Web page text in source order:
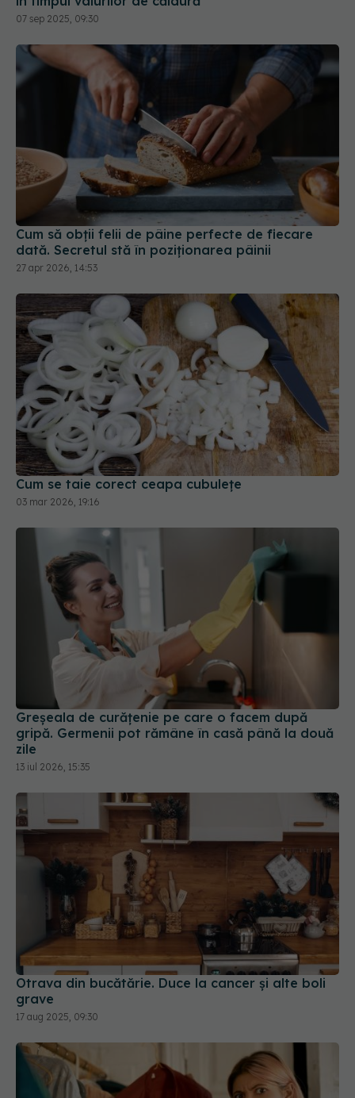
07 sep 2025, 09:30
Cum să obții felii de pâine perfecte de fiecare
dată. Secretul stă în poziționarea pâinii
27 apr 2026, 14:53
Cum se taie corect ceapa cubulețe
03 mar 2026, 19:16
Greșeala de curățenie pe care o facem după
gripă. Germenii pot rămâne în casă până la două
zile
13 iul 2026, 15:35
Otrava din bucătărie. Duce la cancer și alte boli
grave
17 aug 2025, 09:30